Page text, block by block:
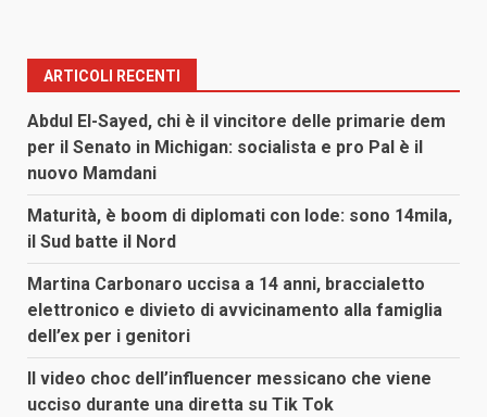
ARTICOLI RECENTI
Abdul El-Sayed, chi è il vincitore delle primarie dem
per il Senato in Michigan: socialista e pro Pal è il
nuovo Mamdani
Maturità, è boom di diplomati con lode: sono 14mila,
il Sud batte il Nord
Martina Carbonaro uccisa a 14 anni, braccialetto
elettronico e divieto di avvicinamento alla famiglia
dell’ex per i genitori
Il video choc dell’influencer messicano che viene
ucciso durante una diretta su Tik Tok